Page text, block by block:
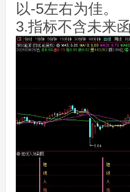
以-5左右为佳。
3.指标不含未来